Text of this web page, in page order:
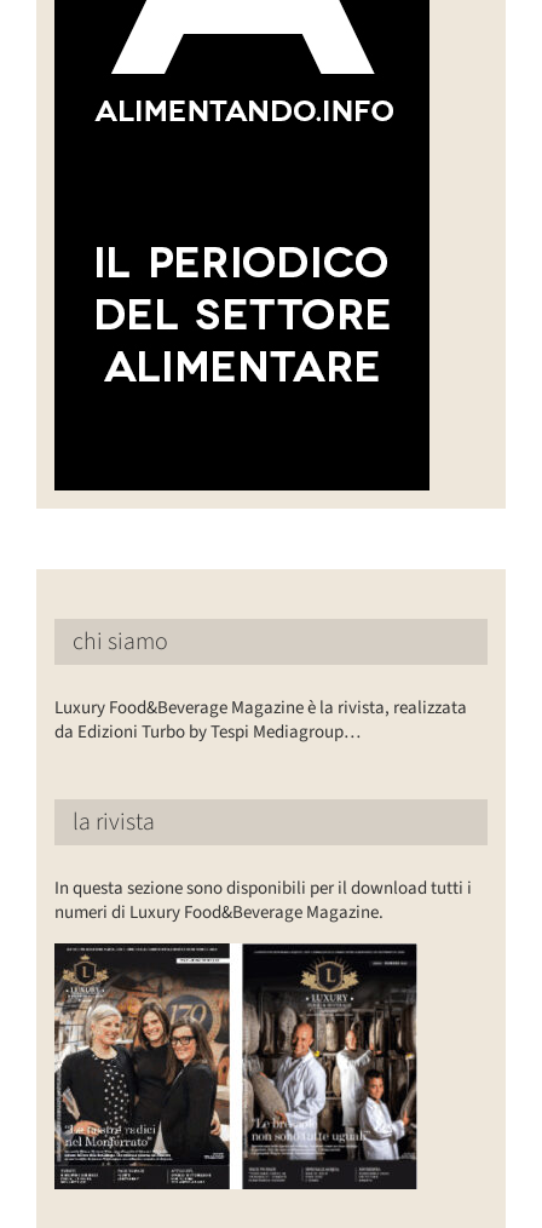
chi siamo
Luxury Food&Beverage Magazine è la rivista, realizzata
da Edizioni Turbo by Tespi Mediagroup…
la rivista
In questa sezione sono disponibili per il download tutti i
numeri di Luxury Food&Beverage Magazine.